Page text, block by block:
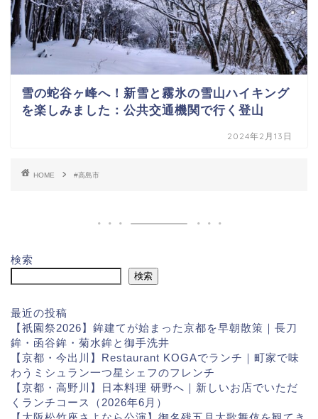
雪の蛇谷ヶ峰へ！新雪と霧氷の雪山ハイキング
を楽しみました：公共交通機関で行く登山
2024年2月13日
HOME #高島市
検索
検索
最近の投稿
【祇園祭2026】鉾建てが始まった京都を早朝散策｜長刀
鉾・函谷鉾・菊水鉾と御手洗井
【京都・今出川】Restaurant KOGAでランチ｜町家で味
わうミシュラン一つ星シェフのフレンチ
【京都・高野川】日本料理 研野へ｜新しいお店でいただ
くランチコース（2026年6月）